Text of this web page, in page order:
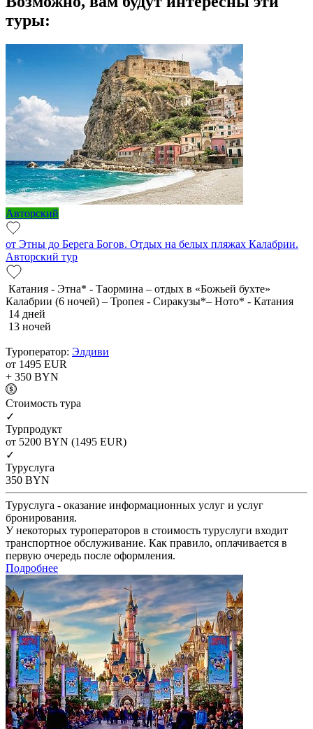
туры:
Авторский
от Этны до Берега Богов. Отдых на белых пляжах Калабрии.
Авторский тур
Катания - Этна* - Таормина – отдых в «Божьей бухте»
Калабрии (6 ночей) – Тропея - Сиракузы*– Ното* - Катания
14 дней
13 ночей
Туроператор: Элдиви
от 1495 EUR
+ 350 BYN
Cтоимость тура
✓
Турпродукт
от 5200 BYN (1495 EUR)
✓
Туруслуга
350 BYN
Туруслуга - оказание информационных услуг и услуг
бронирования.
У некоторых туроператоров в стоимость туруслуги входит
транспортное обслуживание. Как правило, оплачивается в
первую очередь после оформления.
Подробнее